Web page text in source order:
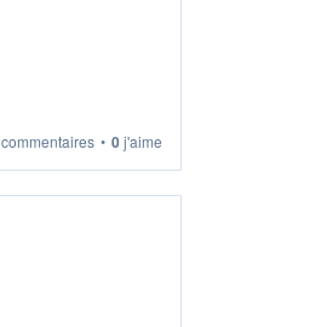
commentaires • 0j'aime